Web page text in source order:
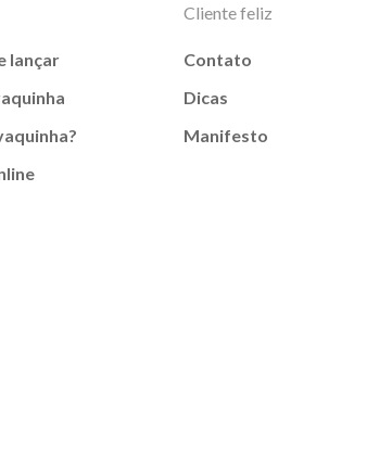
lançar
Cliente feliz
Contato
Dicas
Manifesto